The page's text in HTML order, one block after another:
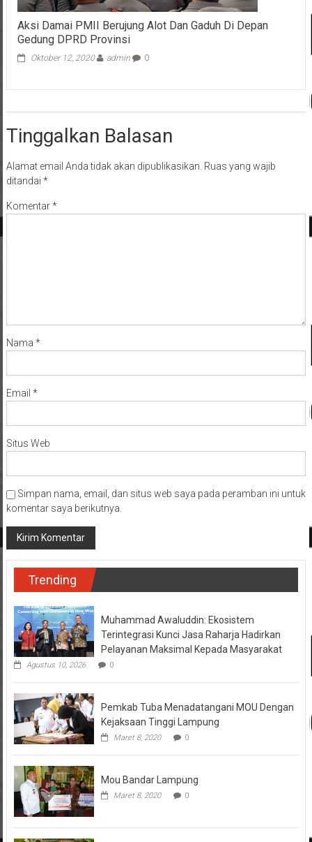
Aksi Damai PMII Berujung Alot Dan Gaduh Di Depan
Gedung DPRD Provinsi
Oktober 12, 2020 admin 0
Tinggalkan Balasan
Alamat email Anda tidak akan dipublikasikan. Ruas yang wajib
ditandai *
Komentar*
Nama *
Email *
Situs Web
Simpan nama, email, dan situs web saya pada peramban ini untuk
komentar saya berikutnya.
Trending
Muhammad Awaluddin: Ekosistem
Terintegrasi Kunci Jasa Raharja Hadirkan
Pelayanan Maksimal Kepada Masyarakat
Agustus 10, 2026 0
Pemkab Tuba Menadatangani MOU Dengan
Kejaksaan Tinggi Lampung
Maret 8, 2020 0
Mou Bandar Lampung
Maret 8, 2020 0